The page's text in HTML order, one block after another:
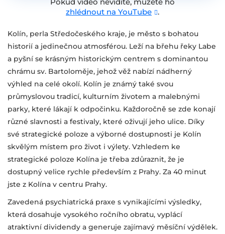
zhlédnout na YouTube
.
Kolín, perla Středočeského kraje, je město s bohatou
historií a jedinečnou atmosférou. Leží na břehu řeky Labe
a pyšní se krásným historickým centrem s dominantou
chrámu sv. Bartoloměje, jehož věž nabízí nádherný
výhled na celé okolí. Kolín je známý také svou
průmyslovou tradicí, kulturním životem a malebnými
parky, které lákají k odpočinku. Každoročně se zde konají
různé slavnosti a festivaly, které oživují jeho ulice. Díky
své strategické poloze a výborné dostupnosti je Kolín
skvělým místem pro život i výlety. Vzhledem ke
strategické poloze Kolína je třeba zdůraznit, že je
dostupný velice rychle především z Prahy. Za 40 minut
jste z Kolína v centru Prahy.
Zavedená psychiatrická praxe s vynikajícími výsledky,
která dosahuje vysokého ročního obratu, vyplácí
atraktivní dividendy a generuje zajímavý měsíční výdělek.